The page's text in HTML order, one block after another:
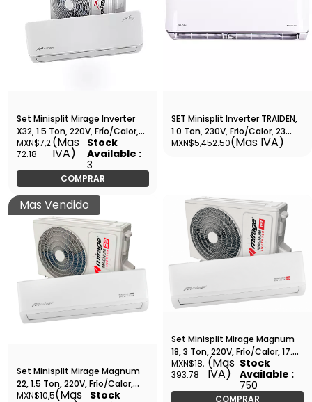
Set Minisplit Mirage Inverter
X32, 1.5 Ton, 220V, Frío/Calor,
17.5 SEER, 18,000 BTU, R32,
Tubería 3/8 1/4 - SETCWC181E
MXN$7,2
72.18
(Mas
IVA)
Stock
Available :
3
COMPRAR
SET Minisplit Inverter TRAIDEN,
1.0 Ton, 230V, Frio/Calor, 23
SEER, WI-FI Incluido -
MXN$5,452.50(Mas IVA)
Mas Vendido
Set Minisplit Mirage Magnum
22, 1.5 Ton, 220V, Frío/Calor,
21.6 SEER, 18,000 BTU, R410A,
MXN$10,5(Mas Stock
Set Minisplit Mirage Magnum
18, 3 Ton, 220V, Frío/Calor, 17.6
SEER, 36,000 BTU, R410A,
Tubería 5/8 3/8 - SETCMC361V
MXN$18,
393.78
(Mas
IVA)
Stock
Available :
750
COMPRAR